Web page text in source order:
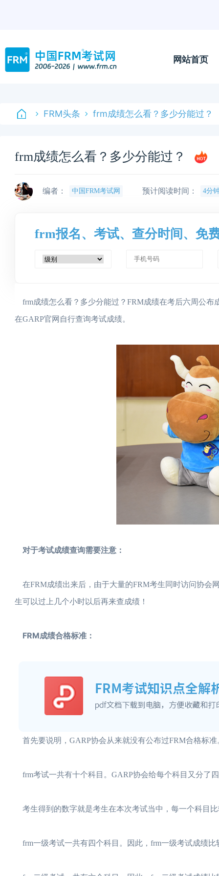
网站首页
FRM头条 frm成绩怎么看？多少分能过？
frm成绩怎么看？多少分能过？
编者： 中国FRM考试网 预计阅读时间： 4分
frm报名、考试、查分时间、免
frm成绩怎么看？多少分能过？FRM成绩在考后六周公布
在GARP官网自行查询考试成绩。
对于考试成绩查询需要注意：
在FRM成绩出来后，由于大量的FRM考生同时访问协会
生可以过上几个小时以后再来查成绩！
FRM成绩合格标准：
首先要说明，GARP协会从来就没有公布过FRM合格标
frm考试一共有十个科目。GARP协会给每个科目又分了
考生得到的数字就是考生在本次考试当中，每一个科目
frm一级考试一共有四个科目。因此，frm一级考试成绩比